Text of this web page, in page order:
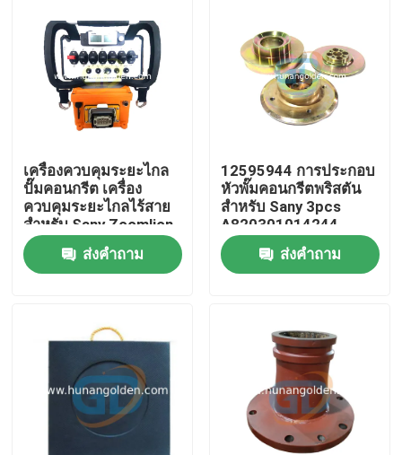
เกี่ยวกับเรา
ทัวร์โรงงาน
ควบคุมคุณภาพ
ติดต่อเรา
ข่าว
ขอใบเสนอราคา
อะไหล่ปั๊มคอนกรีต
เครื่องควบคุมระยะไกล
ปั๊มคอนกรีต เครื่อง
ควบคุมระยะไกลไร้สาย
สําหรับ Sany Zoomlion
Putzmeister การใช้ปั๊ม
คอนกรีต ส่งคำถาม
12595944 การประกอบ
หัวพั๊มคอนกรีตพริสตัน
สําหรับ Sany 3pcs
A820301014244
A820203001783
A820203001784
ส่งคำถาม